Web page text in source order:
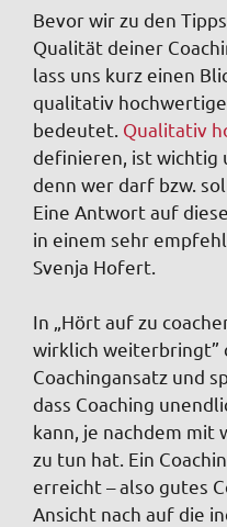
Bevor wir zu den
Qualität deiner
lass uns kurz einen
qualitativ
bedeutet. Qualitativ
definieren, ist wichtig
denn wer darf bzw.
Eine Antwort auf
in einem sehr
Svenja Hofert.
In „Hört auf zu
wirklich weiterbringt”
Coachingansatz und
dass Coaching
kann, je nachdem mit
zu tun hat. Ein
erreicht – also gutes
Ansicht nach auf die